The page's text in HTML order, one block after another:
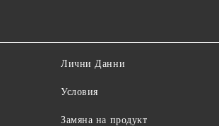
Лични Данни
Условия
Замяна на продукт